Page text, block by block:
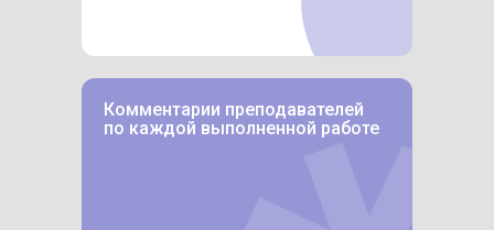
Комментарии преподавателей
по каждой выполненной работе